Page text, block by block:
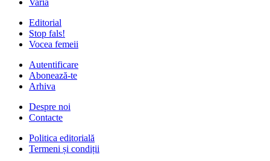
Varia
Editorial
Stop fals!
Vocea femeii
Autentificare
Abonează-te
Arhiva
Despre noi
Contacte
Politica editorială
Termeni și condiții